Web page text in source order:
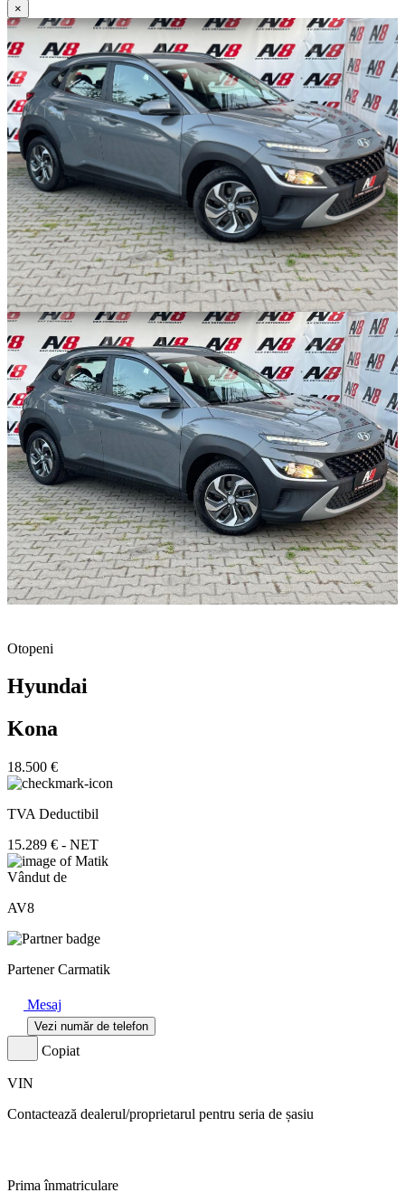
×
Otopeni
Hyundai
Kona
18.500 €
TVA Deductibil
15.289 € - NET
Vândut de
AV8
Partener Carmatik
Mesaj
Vezi număr de telefon
Copiat
VIN
Contactează dealerul/proprietarul pentru seria de șasiu
Prima înmatriculare